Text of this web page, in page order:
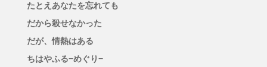
たとえあなたを忘れても
だから殺せなかった
だが、情熱はある
ちはやふる−めぐり−